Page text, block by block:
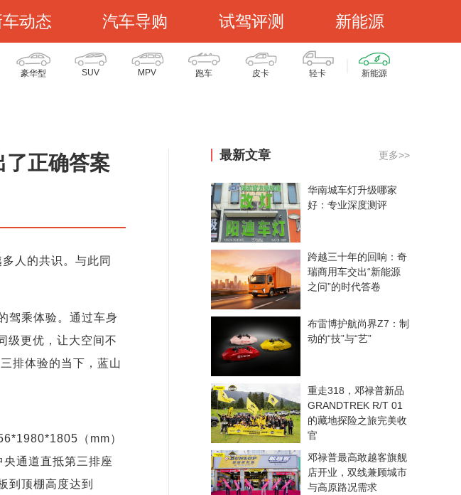
动态 汽车导购 试驾评测 新能源
豪华型 SUV MPV 跑车 皮卡 轻卡 新能源
了正确答案
人的共识。与此同
驾乘体验。通过车身
级更优，让大空间不
排体验的当下，蓝山
（mm）
通道直抵第三排座
到顶棚高度达到
最新文章 更多>>
华南城车灯升级哪家
好：专业深度测评
跨越三十年的回响：奇
瑞商用车交出“新能源
之问”的时代答卷
布雷博护航尚界Z7：制
动的“技”与“艺”
重走318，邓禄普新品
GRANDTREK R/T 01
的藏地探险之旅完美收
官
邓禄普最高敢越客旗舰
店开业，双线兼顾城市
与高原路况需求